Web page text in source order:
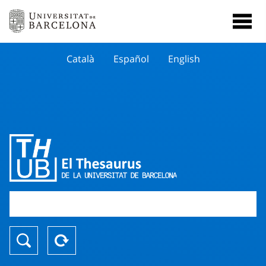
Català Español English